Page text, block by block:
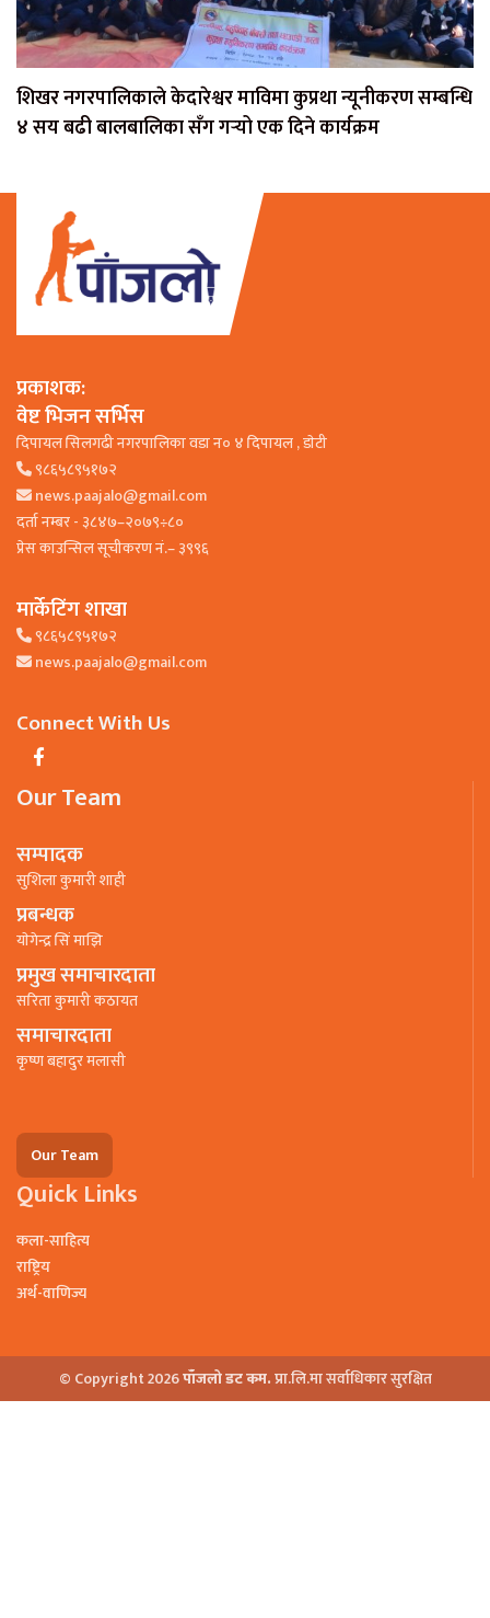
शिखर नगरपालिकाले केदारेश्वर माविमा कुप्रथा न्यूनीकरण सम्बन्धि
४ सय बढी बालबालिका सँग गर्‍यो एक दिने कार्यक्रम
प्रकाशक:
वेष्ट भिजन सर्भिस
दिपायल सिलगढी नगरपालिका वडा न० ४ दिपायल , डाेटी
९८६५८९५१७२
news.paajalo@gmail.com
दर्ता नम्बर - ३८४७–२०७९÷८०
प्रेस काउन्सिल सूचीकरण नं.– ३९९६
मार्केटिंग शाखा
९८६५८९५१७२
news.paajalo@gmail.com
Connect With Us
Our Team
सम्पादक
सुशिला कुमारी शाही
प्रबन्धक
याेगेन्द्र सिं माझि
प्रमुख समाचारदाता
सरिता कुमारी कठायत
समाचारदाता
कृष्ण बहादुर मलासी
Our Team
Quick Links
कला-साहित्य
राष्ट्रिय
अर्थ-वाणिज्य
© Copyright 2026पाँजलो डट कम.प्रा.लि.मा सर्वाधिकार सुरक्षित